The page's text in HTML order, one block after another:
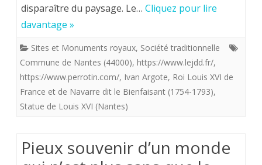
la
roi
en
disparaître du paysage. Le… Cliquez pour lire
davantage »
Sites et Monuments royaux, Société traditionnelle
Commune de Nantes (44000), https://www.lejdd.fr/,
https://www.perrotin.com/, Ivan Argote, Roi Louis XVI de
France et de Navarre dit le Bienfaisant (1754-1793),
Statue de Louis XVI (Nantes)
Pieux souvenir d’un monde